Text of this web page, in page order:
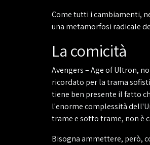
Come tutti i cambiamenti,
una metamorfosi radicale
La comicità
Avengers – Age of Ultron,
ricordato per la trama
tiene ben presente il fatto
l'enorme complessità
trame e sotto trame, non è
Bisogna ammettere, però,